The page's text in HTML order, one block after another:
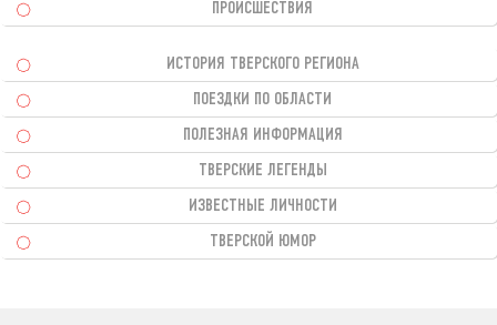
ПРОИСШЕСТВИЯ
ИСТОРИЯ ТВЕРСКОГО РЕГИОНА
ПОЕЗДКИ ПО ОБЛАСТИ
ПОЛЕЗНАЯ ИНФОРМАЦИЯ
ТВЕРСКИЕ ЛЕГЕНДЫ
ИЗВЕСТНЫЕ ЛИЧНОСТИ
ТВЕРСКОЙ ЮМОР